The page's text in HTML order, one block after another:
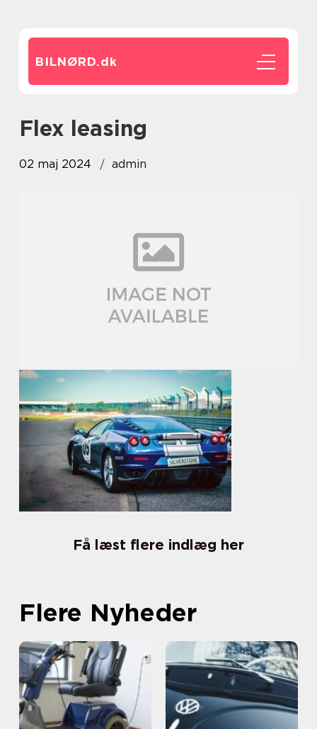
BILNØRD.dk
flex leasing
02 maj 2024 admin
Få læst flere indlæg her
Flere Nyheder